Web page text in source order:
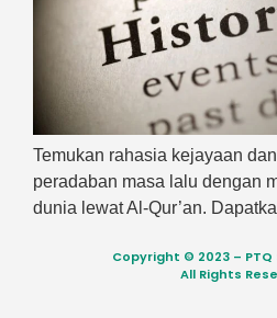
Temukan rahasia kejayaan
peradaban masa lalu dengan
dunia lewat Al-Qur’an.
Copyright © 2023 – PTQ
All Rights